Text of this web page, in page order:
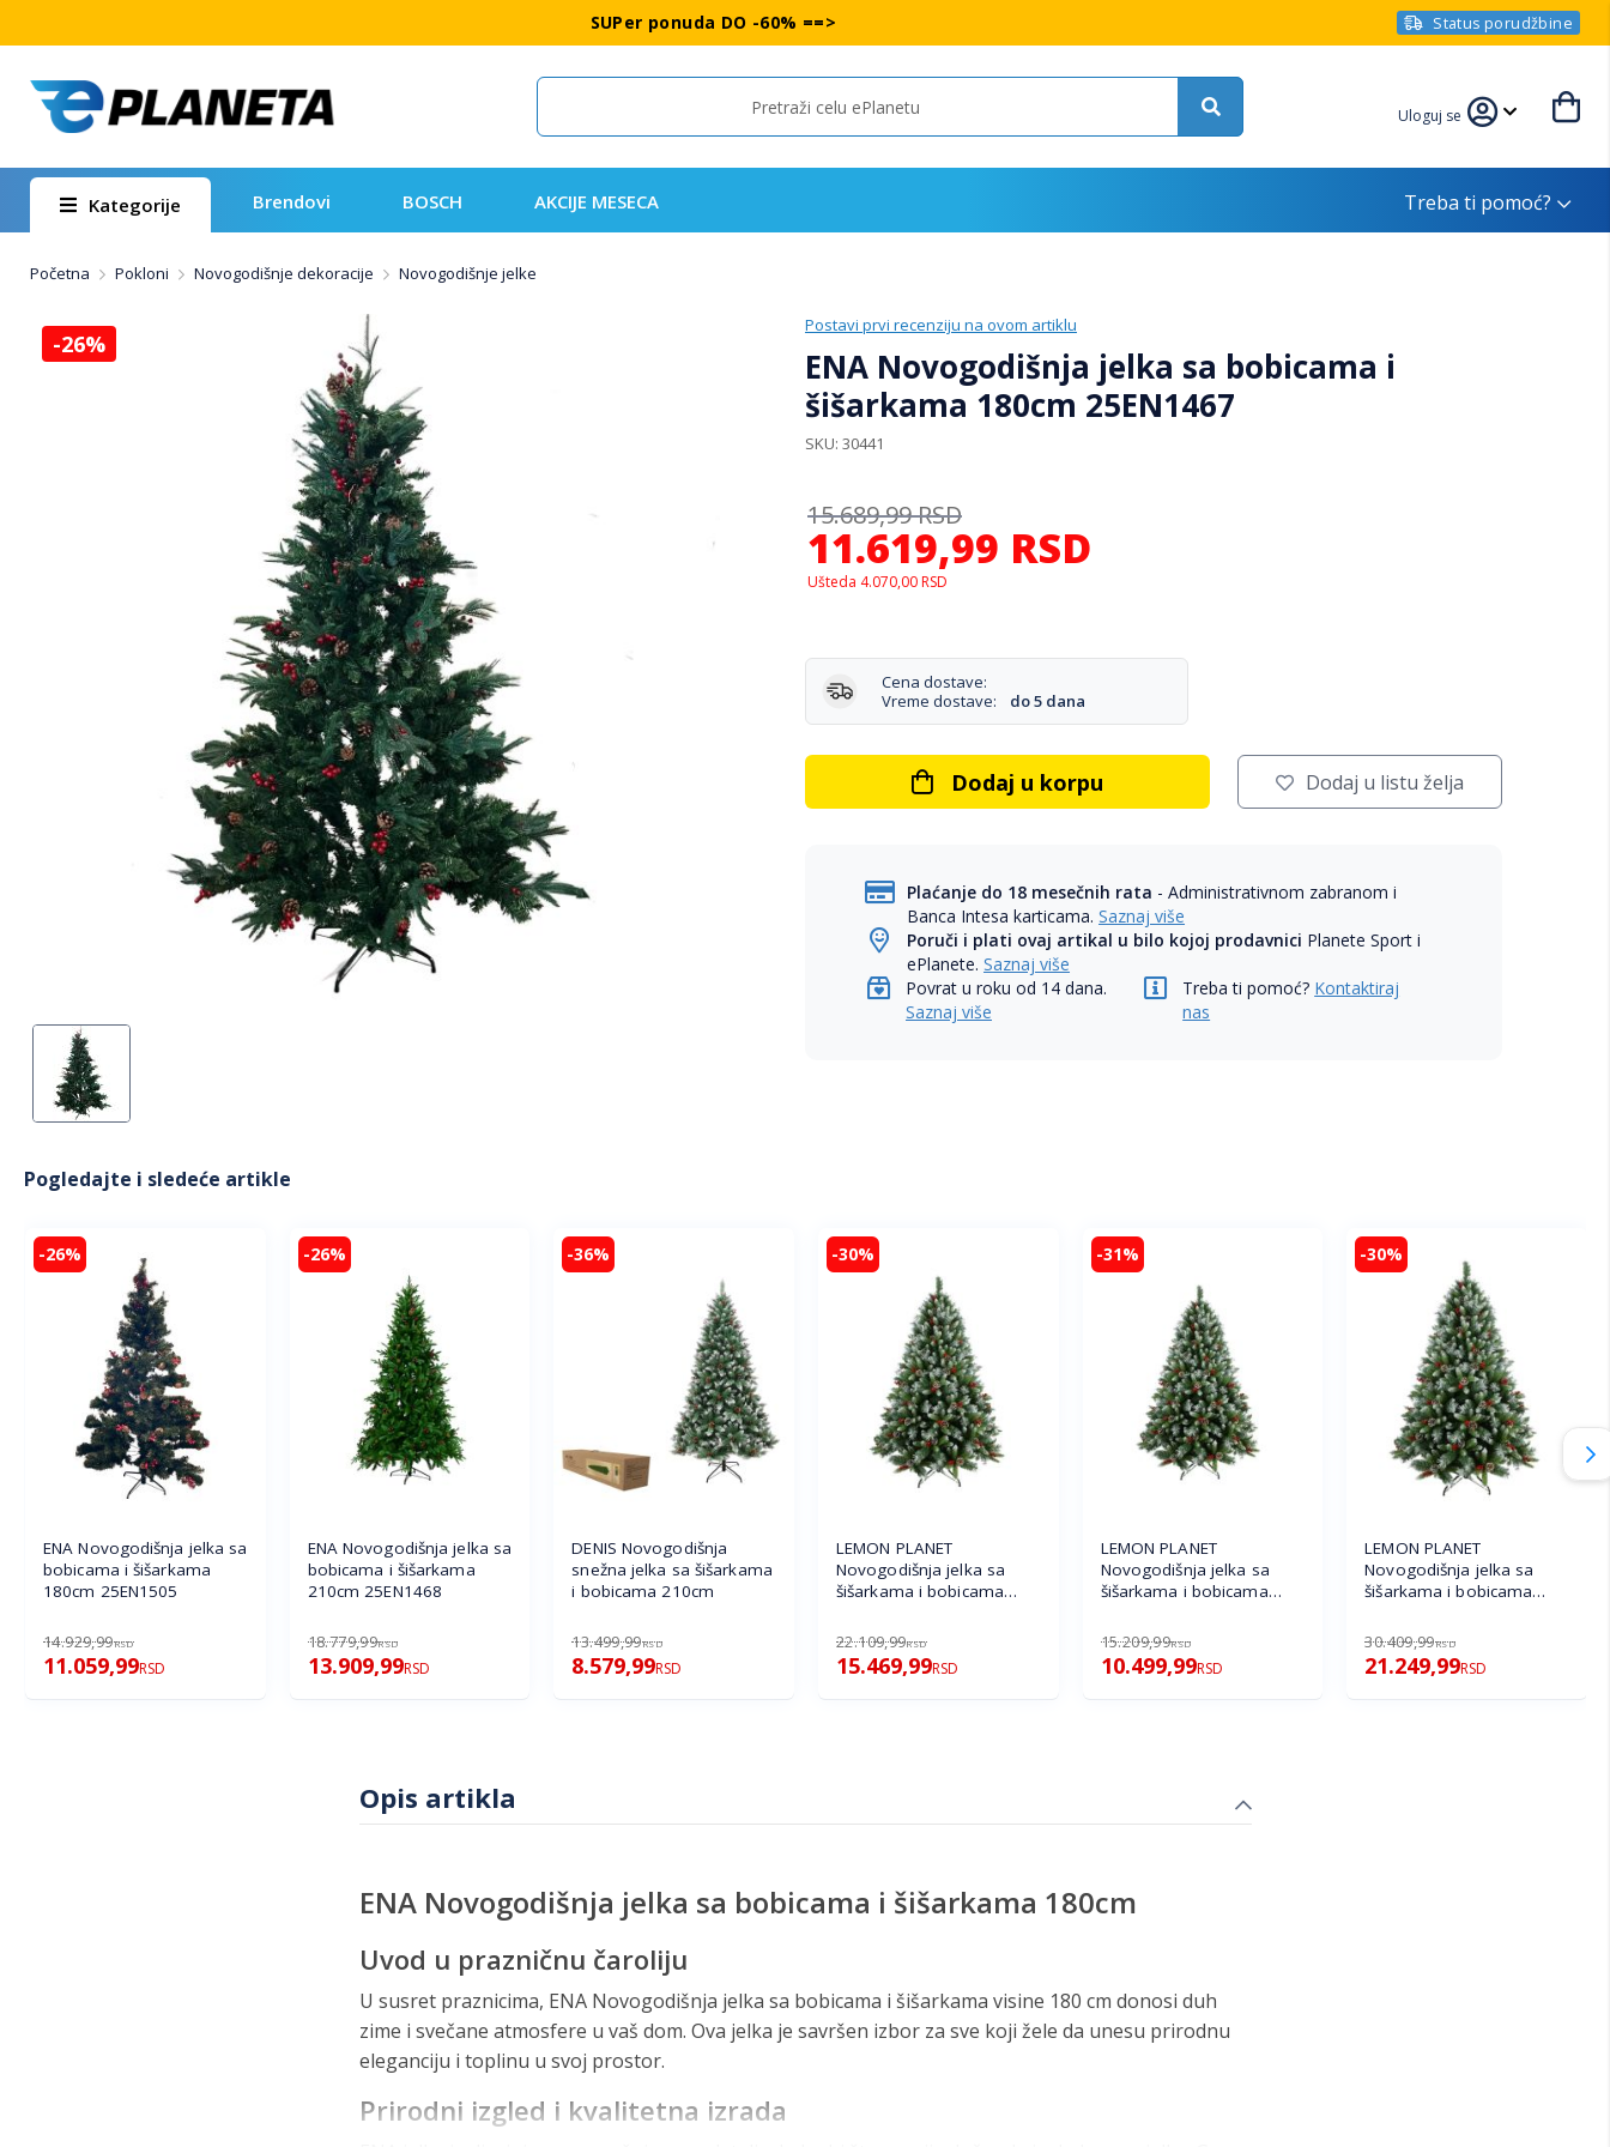
SUPer ponuda DO -60% ==> Status porudžbine
Search Uloguj se
Kategorije Brendovi BOSCH AKCIJE MESECA Treba ti pomoć?
Početna Pokloni Novogodišnje dekoracije Novogodišnje jelke
Postavi prvi recenziju na ovom artiklu
ENA Novogodišnja jelka sa bobicama i
šišarkama 180cm 25EN1467
SKU 30441
11.619,99 RSD
15.689,99RSD
Ušteda 4.070,00 RSD
Cena dostave:
Vreme dostave:
do 5 dana
Dodaj u korpu Dodaj u listu želja
Plaćanje do 18 mesečnih rata - Administrativnom zabranom i
Banca Intesa karticama.Saznaj više
Poruči i plati ovaj artikal u bilo kojoj prodavnici Planete Sport i
ePlanete.Saznaj više
Povrat u roku od 14 dana.
Saznaj više
Treba ti pomoć? Kontaktiraj
nas
-26%
Pogledajte i sledeće artikle
-26%
ENA Novogodišnja jelka sa
bobicama i šišarkama
180cm 25EN1505
14.929,99RSD
11.059,99RSD
-26%
ENA Novogodišnja jelka sa
bobicama i šišarkama
210cm 25EN1468
18.779,99RSD
13.909,99RSD
-36%
DENIS Novogodišnja
snežna jelka sa šišarkama
i bobicama 210cm
13.499,99RSD
8.579,99RSD
-30%
LEMON PLANET
Novogodišnja jelka sa
šišarkama i bobicama
22.109,99RSD
15.469,99RSD
-31%
LEMON PLANET
Novogodišnja jelka sa
šišarkama i bobicama
15.209,99RSD
10.499,99RSD
-30%
LEMON PLANET
Novogodišnja jelka sa
šišarkama i bobicama
30.409,99RSD
21.249,99RSD
Opis artikla
ENA Novogodišnja jelka sa bobicama i šišarkama 180cm
Uvod u prazničnu čaroliju
U susret praznicima, ENA Novogodišnja jelka sa bobicama i šišarkama visine 180 cm donosi duh
zime i svečane atmosfere u vaš dom. Ova jelka je savršen izbor za sve koji žele da unesu prirodnu
eleganciju i toplinu u svoj prostor.
Prirodni izgled i kvalitetna izrada